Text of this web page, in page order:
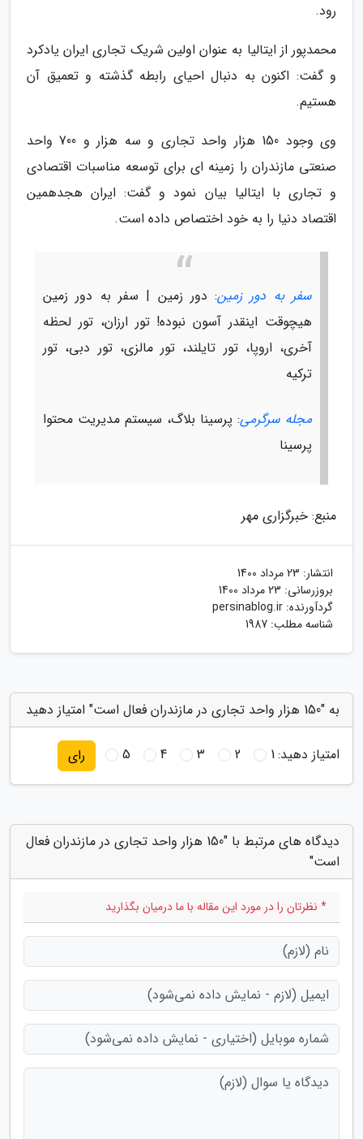
رود.
محمدپور از ایتالیا به عنوان اولین شریک تجاری ایران یادکرد
و گفت: اکنون به دنبال احیای رابطه گذشته و تعمیق آن
هستیم.
وی وجود 150 هزار واحد تجاری و سه هزار و 700 واحد
صنعتی مازندران را زمینه ای برای توسعه مناسبات اقتصادی
و تجاری با ایتالیا بیان نمود و گفت: ایران هجدهمین
اقتصاد دنیا را به خود اختصاص داده است.
سفر به دور زمین: دور زمین | سفر به دور زمین
هیچوقت اینقدر آسون نبوده! تور ارزان، تور لحظه
آخری، اروپا، تور تایلند، تور مالزی، تور دبی، تور
ترکیه
مجله سرگرمی: پرسینا بلاگ، سیستم مدیریت محتوا
پرسینا
منبع: خبرگزاری مهر
انتشار: 23 مرداد 1400
بروزرسانی: 23 مرداد 1400
گردآورنده: persinablog.ir
شناسه مطلب: 1987
به "150 هزار واحد تجاری در مازندران فعال است" امتیاز دهید
امتیاز دهید:1
2
3
4
5 رای
دیدگاه های مرتبط با "150 هزار واحد تجاری در مازندران فعال
است"
* نظرتان را در مورد این مقاله با ما درمیان بگذارید